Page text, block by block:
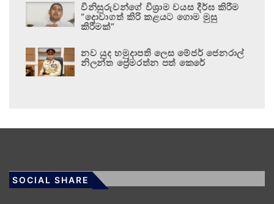
විනිසුරුවන්ගේ විශ්‍රාම වයස දීර්ඝ කිරීම
“දොවාගත් කිරි කළයට ගොම මුසු
කිරීමක්”
නව යුද හමුදාපති ලෙස මේජර් ජෙනරාල්
නිලන්ත ප්‍රේමරත්න පත් කෙරේ
SOCIAL SHARE